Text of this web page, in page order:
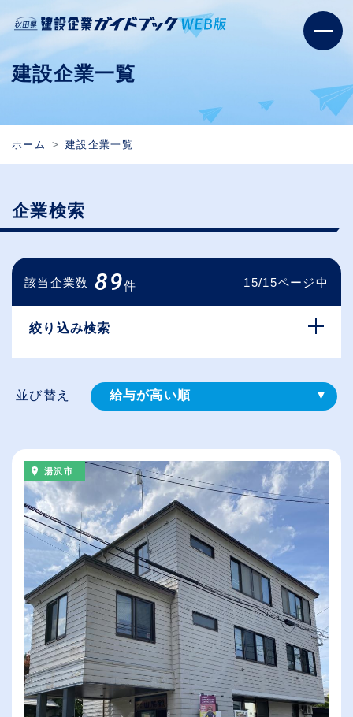
建設企業一覧
ホーム 建設企業一覧
企業検索
該当企業数 89件 15/15ページ中
絞り込み検索
並び替え 給与が高い順
従業員が多い順
休日数が多い順
湯沢市